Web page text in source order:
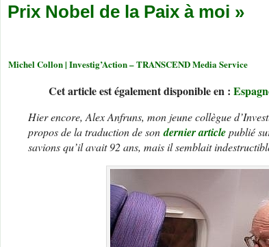
Prix Nobel de la Paix à moi »
Michel Collon | Investig’Action – TRANSCEND Media Service
Cet article est également disponible en :
Hier encore, Alex Anfruns, mon jeune collègue
propos de la traduction de sondernier articlepublié
savions qu’il avait 92 ans, mais il semblait